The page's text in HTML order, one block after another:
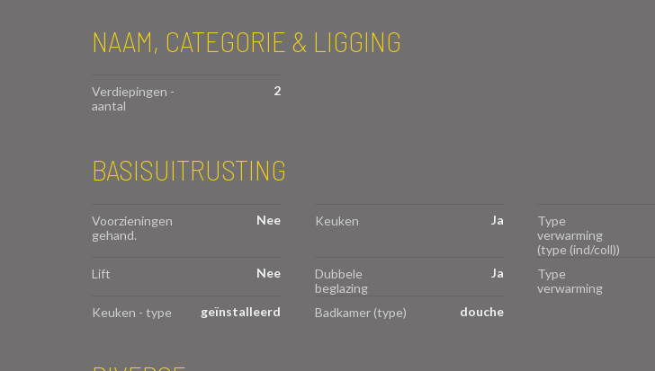
NAAM, CATEGORIE & LIGGING
Verdiepingen -
aantal
2
BASISUITRUSTING
Voorzieningen
gehand.
Nee Keuken Ja
Type
verwarming
(type (ind/coll))
Lift Nee
Dubbele
beglazing
Ja
Type
verwarming
Keuken - type geïnstalleerd Badkamer (type) douche